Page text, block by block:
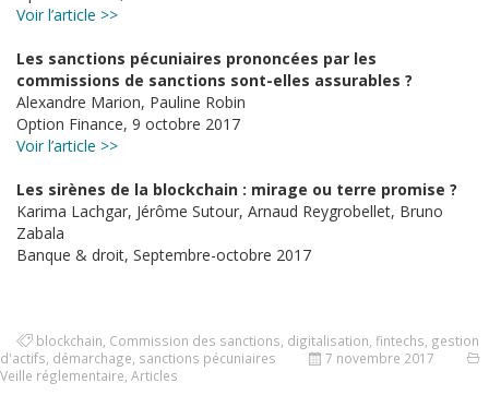
Voir l’article >>
Les sanctions pécuniaires prononcées par les
commissions de sanctions sont-elles assurables ?
Alexandre Marion, Pauline Robin
Option Finance, 9 octobre 2017
Voir l’article >>
Les sirènes de la blockchain : mirage ou terre promise ?
Karima Lachgar, Jérôme Sutour, Arnaud Reygrobellet, Bruno
Zabala
Banque & droit, Septembre-octobre 2017
blockchain Commission des sanctions digitalisation fintechs gestion
d'actifs démarchage sanctions pécuniaires
7 novembre 2017
Veille réglementaire Articles